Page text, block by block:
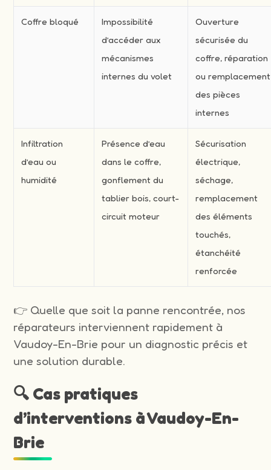
Coffre bloqué
Impossibilité
d’accéder aux
mécanismes
internes du volet
Ouverture
sécurisée du
coffre, réparation
ou remplacement
des pièces
internes
Infiltration
d’eau ou
humidité
Présence d’eau
dans le coffre,
gonflement du
tablier bois, court-
circuit moteur
Sécurisation
électrique,
séchage,
remplacement
des éléments
touchés,
étanchéité
renforcée
👉 Quelle que soit la panne rencontrée, nos
réparateurs interviennent rapidement à
Vaudoy-En-Brie pour un diagnostic précis et
une solution durable.
🔍 Cas pratiques
d’interventions à Vaudoy-En-
Brie